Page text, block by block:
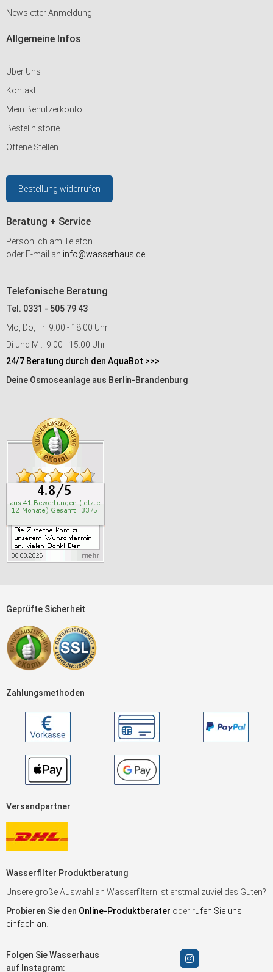
Newsletter Anmeldung
Allgemeine Infos
Über Uns
Kontakt
Mein Benutzerkonto
Bestellhistorie
Offene Stellen
Bestellung widerrufen
Beratung + Service
Persönlich am Telefon
oder E-mail an info@wasserhaus.de
Telefonische Beratung
Tel. 0331 - 505 79 43
Mo, Do, Fr: 9:00 - 18:00 Uhr
Di und Mi: 9:00 - 15:00 Uhr
24/7 Beratung durch den AquaBot >>>
Deine Osmoseanlage aus Berlin-Brandenburg
Geprüfte Sicherheit
Zahlungsmethoden
Versandpartner
Wasserfilter Produktberatung
Unsere große Auswahl an Wasserfiltern ist erstmal zuviel des Guten?
Probieren Sie den Online-Produktberater oder rufen Sie uns
einfach an
Folgen Sie Wasserhaus
auf Instagram: